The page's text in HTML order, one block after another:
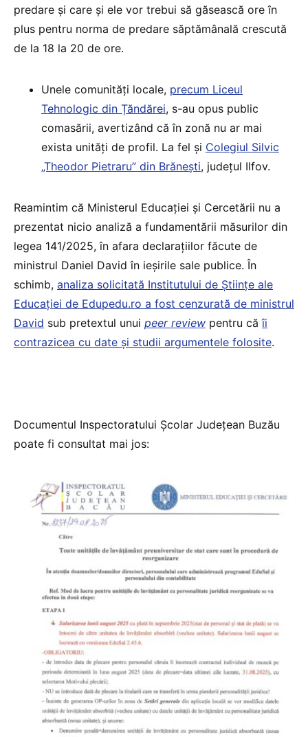
predare și care și ele vor trebui să găsească ore în
plus pentru norma de predare săptămânală crescută
de la 18 la 20 de ore.
Unele comunități locale, precum Liceul
Tehnologic din Țăndărei, s-au opus public
comasării, avertizând că în zonă nu ar mai
exista unități de profil. La fel și Colegiul Silvic
„Theodor Pietraru” din Brănești, județul Ilfov.
Reamintim că Ministerul Educației și Cercetării nu a
prezentat nicio analiză a fundamentării măsurilor din
legea 141/2025, în afara declarațiilor făcute de
ministrul Daniel David în ieșirile sale publice. În
schimb, analiza solicitată Institutului de Științe ale
Educației de Edupedu.ro a fost cenzurată de ministrul
David sub pretextul unui peer review pentru căîi
contrazicea cu date și studii argumentele folosite.
Documentul Inspectoratului Școlar Județean Buzău
poate fi consultat mai jos: